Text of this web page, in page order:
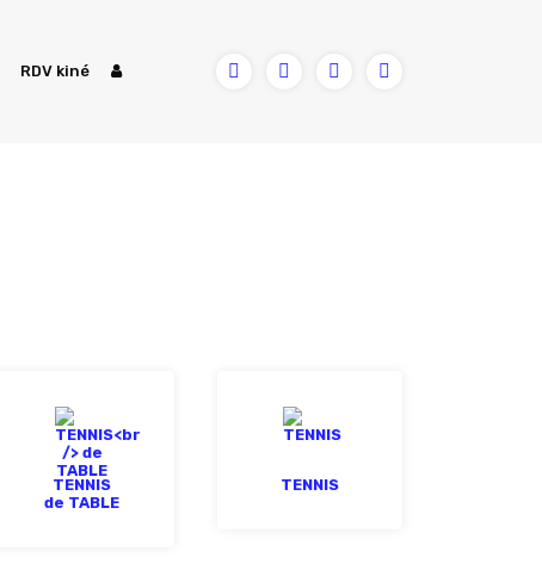
RDV kiné
TENNIS
de TABLE
TENNIS